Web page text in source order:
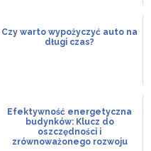
Czy warto wypożyczyć auto na
długi czas?
Efektywność energetyczna
budynków: Klucz do
oszczędności i
zrównoważonego rozwoju